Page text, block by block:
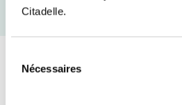
Citadelle.
Nécessaires
Lipoaspiration